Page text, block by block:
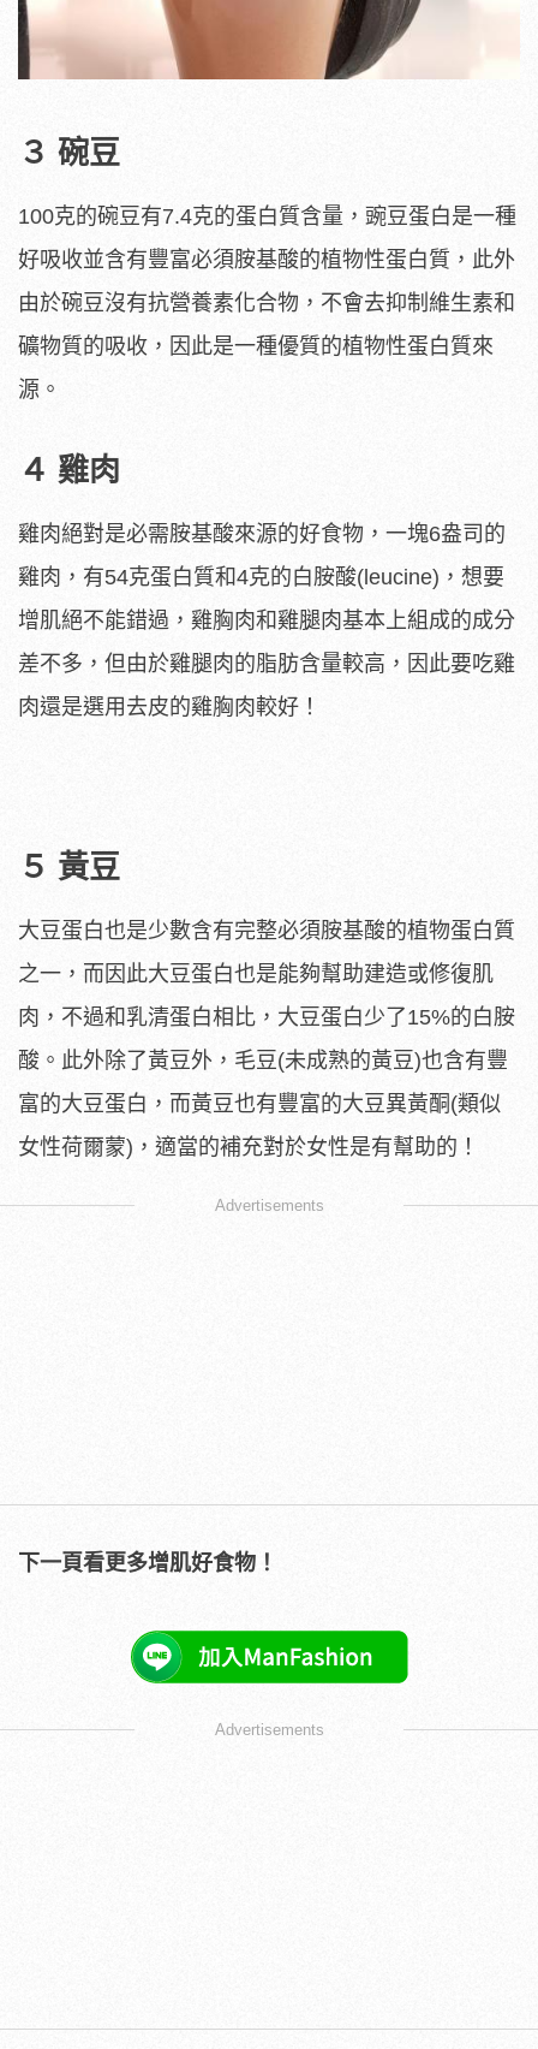
３ 碗豆
100克的碗豆有7.4克的蛋白質含量，豌豆蛋白是一種
好吸收並含有豐富必須胺基酸的植物性蛋白質，此外
由於碗豆沒有抗營養素化合物，不會去抑制維生素和
礦物質的吸收，因此是一種優質的植物性蛋白質來
源。
４ 雞肉
雞肉絕對是必需胺基酸來源的好食物，一塊6盎司的
雞肉，有54克蛋白質和4克的白胺酸(leucine)，想要
增肌絕不能錯過，雞胸肉和雞腿肉基本上組成的成分
差不多，但由於雞腿肉的脂肪含量較高，因此要吃雞
肉還是選用去皮的雞胸肉較好！
５ 黃豆
大豆蛋白也是少數含有完整必須胺基酸的植物蛋白質
之一，而因此大豆蛋白也是能夠幫助建造或修復肌
肉，不過和乳清蛋白相比，大豆蛋白少了15%的白胺
酸。此外除了黃豆外，毛豆(未成熟的黃豆)也含有豐
富的大豆蛋白，而黃豆也有豐富的大豆異黃酮(類似
女性荷爾蒙)，適當的補充對於女性是有幫助的！
Advertisements
下一頁看更多增肌好食物！
Advertisements